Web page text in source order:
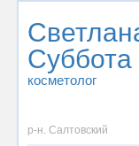
Суббота
косметолог
р-н. Салтовский